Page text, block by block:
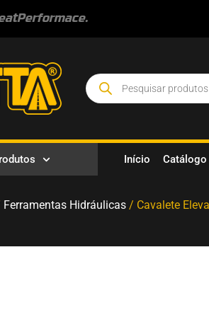
Início Catálogo
Ferramentas Hidráulicas / Cavalete